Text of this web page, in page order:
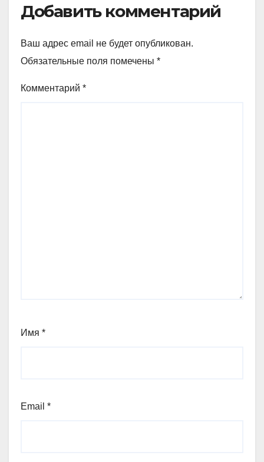
Добавить комментарий
Ваш адрес email не будет опубликован.
Обязательные поля помечены *
Комментарий *
Имя *
Email *